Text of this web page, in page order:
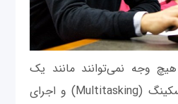
وجه نمی‌توانند مانند یک
لپ‌تاپ قادر به مولتی‌تسکینگ (Multitasking) و اجرای